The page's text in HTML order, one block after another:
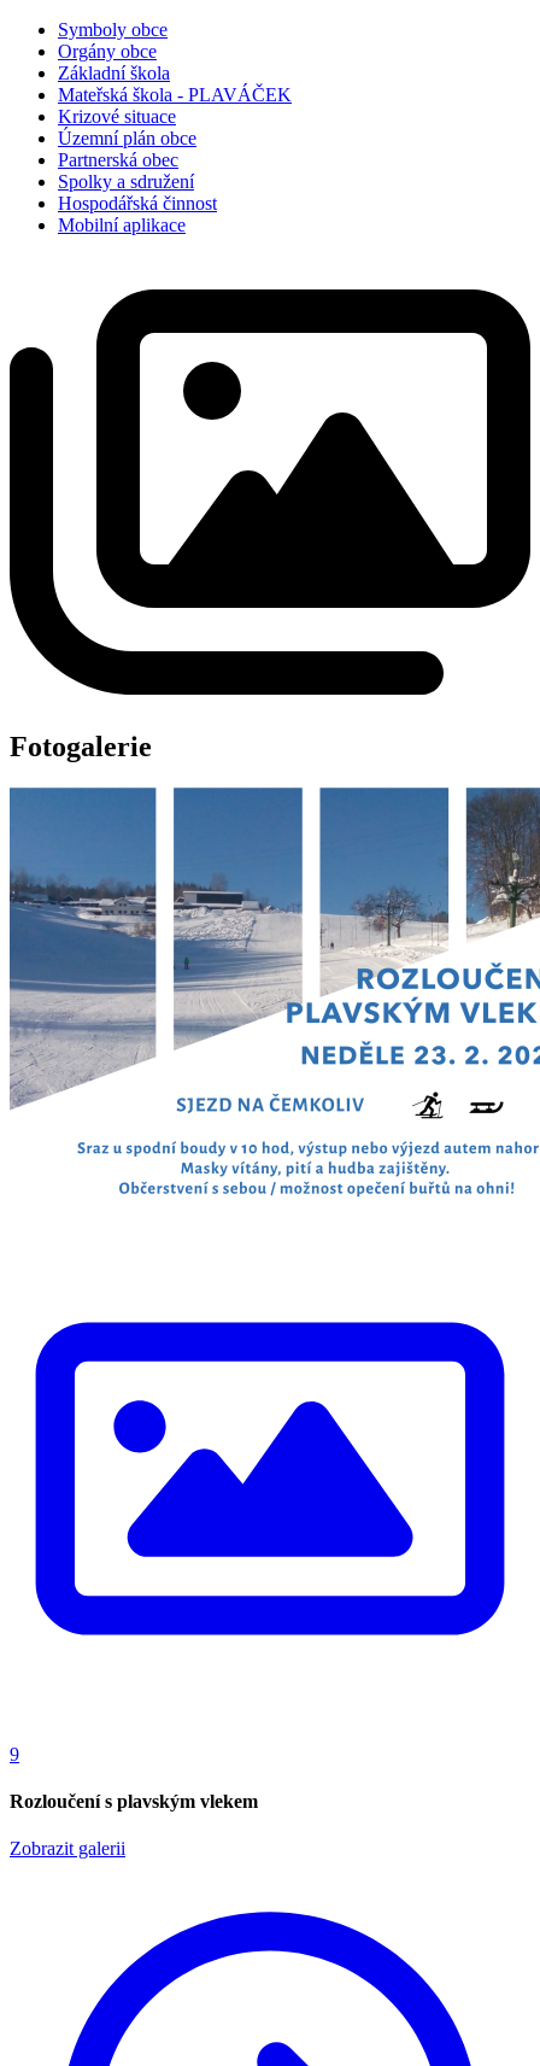
Symboly obce
Orgány obce
Základní škola
Mateřská škola - PLAVÁČEK
Krizové situace
Územní plán obce
Partnerská obec
Spolky a sdružení
Hospodářská činnost
Mobilní aplikace
Fotogalerie
9
Rozloučení s plavským vlekem
Zobrazit galerii